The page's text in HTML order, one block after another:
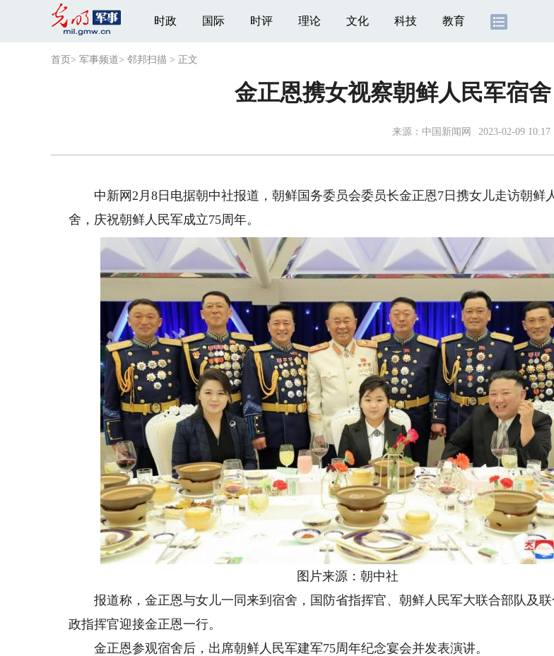
时政 国际 时评 理论 文化 科技 教育
首页 > 军事频道> 邻邦扫描 > 正文
金正恩携女视察朝鲜人民军宿
来源： 中国新闻网 2023-02-09 10:17
中新网2月8日电据朝中社报道，朝鲜国务委员会委员长金正恩7日携女儿走访朝鲜
舍，庆祝朝鲜人民军成立75周年。
图片来源：朝中社
报道称，金正恩与女儿一同来到宿舍，国防省指挥官、朝鲜人民军大联合部队及联
政指挥官迎接金正恩一行。
金正恩参观宿舍后，出席朝鲜人民军建军75周年纪念宴会并发表演讲。